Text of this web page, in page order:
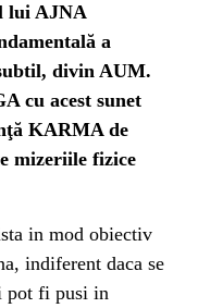
lui AJNA
a
divin AUM.
cu acest sunet
KARMA de
mizeriile fizice
in mod obiectiv
indiferent daca se
pot fi pusi in